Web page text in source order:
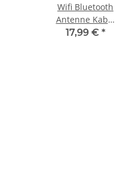
Wifi Bluetooth
Antenne Kabel
für EDM-040
17,99 € *